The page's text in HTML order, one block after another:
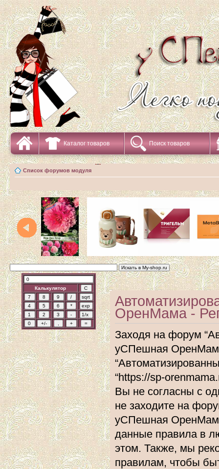
Каталог товаров Поиск товаров
Список форумов модуля
Калькулятор
ОренМама -
Заходя на форум
уСПешная
“https://sp-
Вы не согласны с
не заходите на
уСПешная
данные правила в
этом. Также, мы
правилам, чтобы